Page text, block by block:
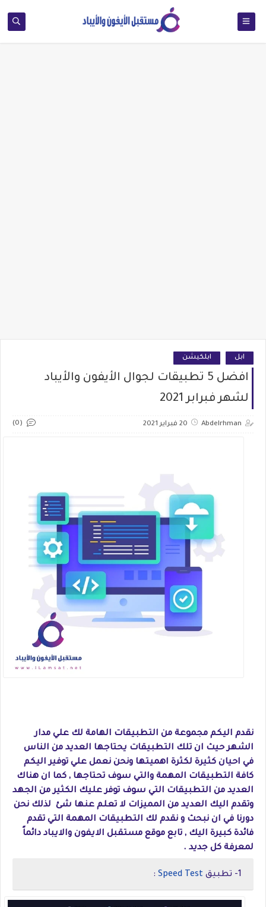
ابل ابلكيشن
افضل 5 تطبيقات لجوال الأيفون والأيباد
لشهر فبرابر 2021
Abdelrhman 20 فبراير 2021 (0)
نقدم اليكم مجموعة من التطبيقات الهامة لك علي مدار
الشهر حيث ان تلك التطبيقات يحتاجها العديد من الناس
في احيان كثيرة لكثرة اهميتها ونحن نعمل علي توفير اليكم
كافة التطبيقات المهمة والتي سوف تحتاجها , كما ان هناك
العديد من التطبيقات التي سوف توفر عليك الكثير من الجهد
وتقدم اليك العديد من المميزات لا تعلم عنها شئ لذلك نحن
دورنا في ان نبحث و نقدم لك التطبيقات المهمة التي تقدم
فائدة كبيرة اليك , تابع موقع مستقبل الايفون والايباد دائماً
لمعرفة كل جديد .
1- تطبيق Speed Test
: